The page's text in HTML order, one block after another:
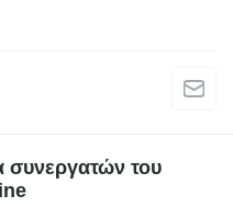
του